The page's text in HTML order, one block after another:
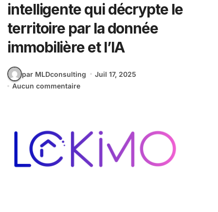
intelligente qui décrypte le
territoire par la donnée
immobilière et l’IA
par MLDconsulting
Juil 17, 2025
Aucun commentaire